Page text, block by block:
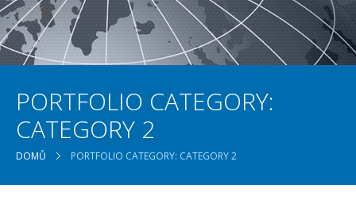
PORTFOLIO CATEGORY:
CATEGORY 2
DOMŮ PORTFOLIO CATEGORY: CATEGORY 2